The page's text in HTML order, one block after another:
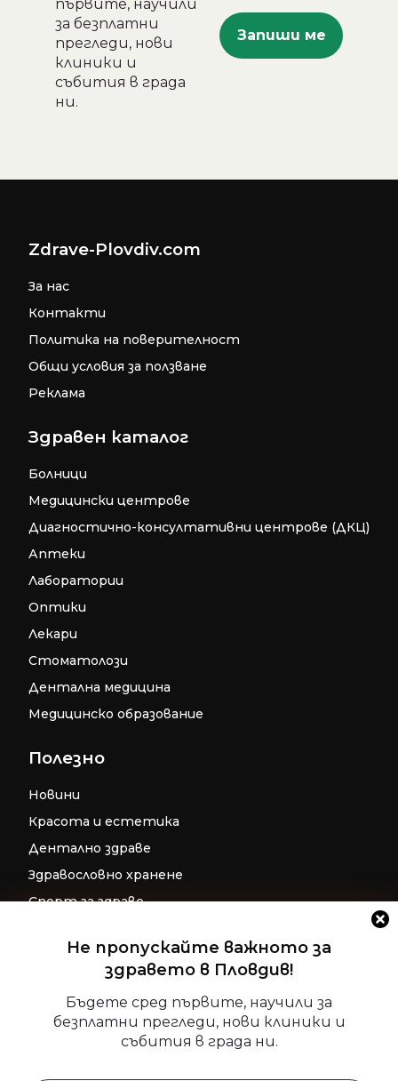
Управление на съгласие
За да осигурим най-добрите изживявания, ние използваме
технологии като бисквитки за съхраняване и/или достъп
до информация за устройството. Съгласието с тези
Не пропускайте важното за
здравето в Пловдив!
Бъдете сред първите, научили за
безплатни прегледи, нови клиники и
събития в града ни.
първите, научили
за безплатни
прегледи, нови
клиники и
събития в града
ни.
Zdrave-Plovdiv.com
За нас
Контакти
Политика на поверителност
Общи условия за ползване
Реклама
Здравен каталог
Болници
Медицински центрове
Диагностично-консултативни центрове (ДКЦ)
Аптеки
Лаборатории
Оптики
Лекари
Стоматолози
Дентална медицина
Медицинско образование
Полезно
Новини
Красота и естетика
Дентално здраве
Здравословно хранене
Спорт за здраве
Репродуктивно здраве
Детско здраве
Допълнителни ресурси за фокус и
релаксация